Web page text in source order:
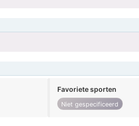
Favoriete sporten
Niet gespecificeerd